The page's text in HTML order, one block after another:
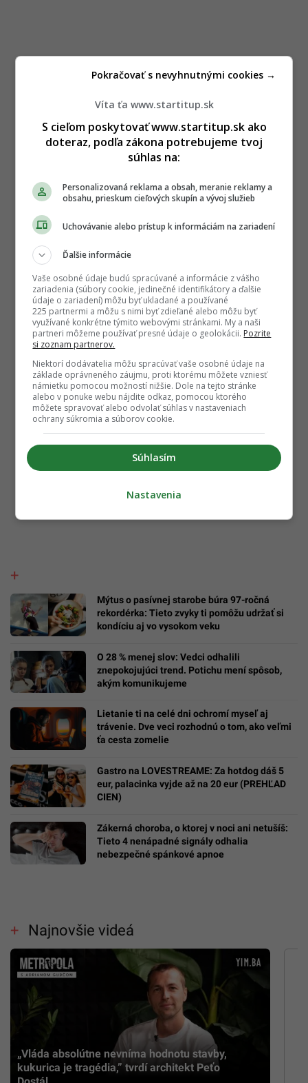
Mýtus o pasívnej starobe búra 97-ročná
rekordérka: Tieto zvyky ti pomôžu udržať si
kondíciu aj vo vysokom veku
O 28 % menej slov: Vedci odhalili
znepokojujúci trend. Potichu mení spôsob,
akým komunikujeme
Lietanie ti na celé dni ochromí myseľ aj
trávenie. Dve veci rozhodnú o tom, ako veľmi
ťa cesta zomelie
Gastro na LOVESTREAME: Za hotdog dáš 5
eur, palacinka vyjde až na 20 eur (PREHĽAD
CIEN)
Zákerná choroba, o ktorej v noci ani netušíš:
Tieto 4 nenápadné signály odhalia
nebezpečné spánkové apnoe
Najnovšie videá
„Vláda absolútne nevníma hodnotu stavby,
kukurica je tragédia,” tvrdí architekt Peťo
Víta ťa www.startitup.sk
S cieľom poskytovať www.startitup.sk ako
doteraz, podľa zákona potrebujeme tvoj
súhlas na:
Personalizovaná reklama a obsah, meranie reklamy a
obsahu, prieskum cieľových skupín a vývoj služieb
Uchovávanie alebo prístup k informáciám na zariadení
Ďalšie informácie
Vaše osobné údaje budú spracúvané a informácie z vášho
zariadenia (súbory cookie, jedinečné identifikátory a ďalšie
údaje o zariadení) môžu byť ukladané a používané
225 partnermi a môžu s nimi byť zdieľané alebo môžu byť
využívané konkrétne týmito webovými stránkami. My a naši
partneri môžeme používať presné údaje o geolokácii. Pozrite
si zoznam partnerov.
Niektorí dodávatelia môžu spracúvať vaše osobné údaje na
základe oprávneného záujmu, proti ktorému môžete vzniesť
námietku pomocou možností nižšie. Dole na tejto stránke
alebo v ponuke webu nájdite odkaz, pomocou ktorého
môžete spravovať alebo odvolať súhlas v nastaveniach
ochrany súkromia a súborov cookie.
Súhlasím
Pokračovať s nevyhnutnými cookies →
Nastavenia